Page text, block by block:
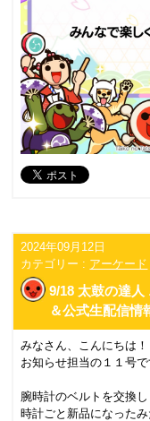
2024年09月12日
カテゴリー : アーケード
9/18 太鼓の達
＆公式生配信情
みなさん、こんにちは！
お知らせ担当の１１号で
腕時計のベルトを交換
時計ごと新品になったみ